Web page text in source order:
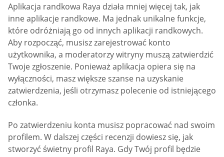
Aplikacja randkowa Raya działa mniej więcej tak, jak
inne aplikacje randkowe. Ma jednak unikalne funkcje,
które odróżniają go od innych aplikacji randkowych.
Aby rozpocząć, musisz zarejestrować konto
użytkownika, a moderatorzy witryny muszą zatwierdzić
Twoje zgłoszenie. Ponieważ aplikacja opiera się na
wyłączności, masz większe szanse na uzyskanie
zatwierdzenia, jeśli otrzymasz polecenie od istniejącego
członka.
Po zatwierdzeniu konta musisz popracować nad swoim
profilem. W dalszej części recenzji dowiesz się, jak
stworzyć świetny profil Raya. Gdy Twój profil będzie